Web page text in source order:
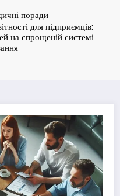
поради
для підприємців:
на спрощеній системі